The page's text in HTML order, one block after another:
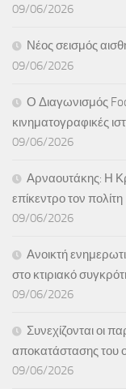
09/06/2026
Νέος σεισμός
09/06/2026
Ο Διαγωνισμός
κινηματογραφικές
09/06/2026
Αρναουτάκης: Η
επίκεντρο τον πολίτη
09/06/2026
Ανοικτή
στο κτιριακό
09/06/2026
Συνεχίζονται οι
αποκατάστασης του
09/06/2026